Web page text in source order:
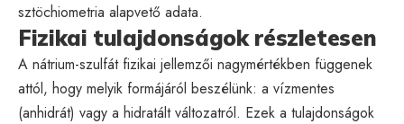
sztöchiometria alapvető adata.
Fizikai tulajdonságok részletesen
A nátrium-szulfát fizikai jellemzői nagymértékben függenek
attól, hogy melyik formájáról beszélünk: a vízmentes
(anhidrát) vagy a hidratált változatról. Ezek a tulajdonságok